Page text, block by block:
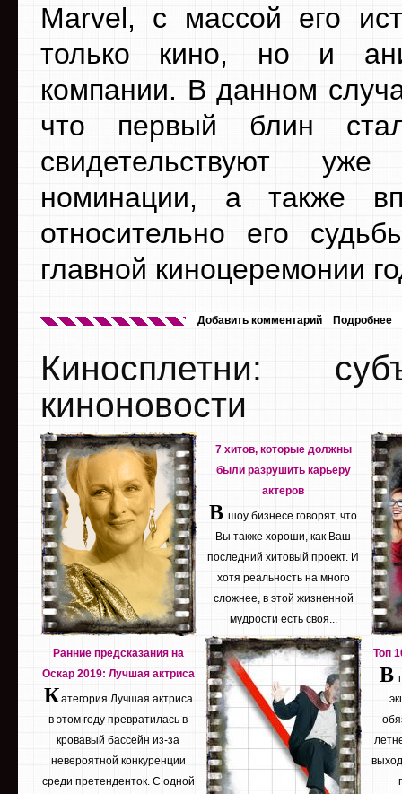
Marvel, с массой его
только кино, но и
компании. В данном
что первый блин
свидетельствуют
номинации, а также
относительно его
главной киноцеремонии
Добавить комментарий Подробнее
Киносплетни:
киноновости
Ранние предсказания на
Оскар 2019: Лучшая актриса
Категория Лучшая актриса
в этом году превратилась в
кровавый бассейн из-за
невероятной конкуренции
среди претенденток. С одной
7 хитов, которые должны
были разрушить карьеру
актеров
В шоу бизнесе говорят, что
Вы также хороши, как Ваш
последний хитовый проект. И
хотя реальность на много
сложнее, в этой жизненной
мудрости есть своя...
Топ
В